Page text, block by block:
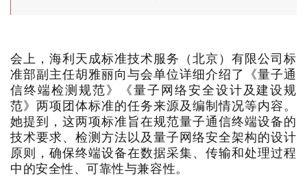
会上，海利天成标准技术服务（北京）有限公司标
准部副主任胡雅丽向与会单位详细介绍了《量子通
信终端检测规范》《量子网络安全设计及建设规
范》两项团体标准的任务来源及编制情况等内容。
她提到，这两项标准旨在规范量子通信终端设备的
技术要求、检测方法以及量子网络安全架构的设计
原则，确保终端设备在数据采集、传输和处理过程
中的安全性、可靠性与兼容性。